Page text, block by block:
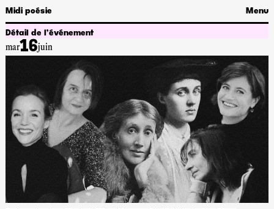
Midi poésie Menu
Détail de l’événement
mar16juin